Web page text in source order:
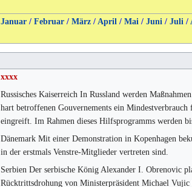
Januar/ Februar/ März/ April/ Mai/ Juni/ Juli/
xxxx
Russisches Kaiserreich In Russland werden
hart betroffenen Gouvernements ein
eingreift. Im Rahmen dieses Hilfsprogramms werden
Dänemark Mit einer Demonstration in Kopenhagen
in der erstmals Venstre-Mitglieder vertreten sind.
Serbien Der serbische König Alexander I. Obrenovic
Rücktrittsdrohung von Ministerpräsident Michael